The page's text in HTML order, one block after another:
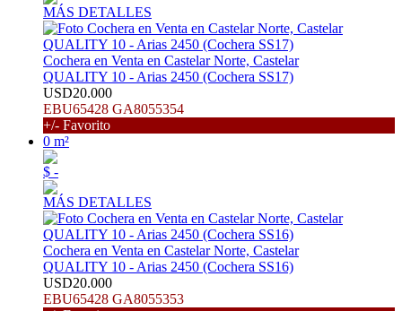
MÁS DETALLES
Cochera en Venta en Castelar Norte, Castelar
QUALITY 10 - Arias 2450 (Cochera SS17)
USD20.000
EBU65428 GA8055354
+/- Favorito
0 m²
$ -
MÁS DETALLES
Cochera en Venta en Castelar Norte, Castelar
QUALITY 10 - Arias 2450 (Cochera SS16)
USD20.000
EBU65428 GA8055353